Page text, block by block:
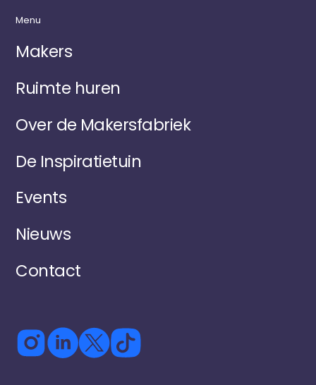
Menu
Makers
Ruimte huren
Over de Makersfabriek
De Inspiratietuin
Events
Nieuws
Contact